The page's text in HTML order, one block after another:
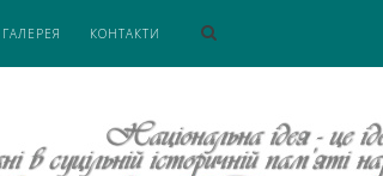
ГАЛЕРЕЯ КОНТАКТИ